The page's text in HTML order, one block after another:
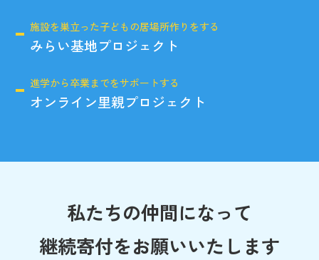
施設を巣立った子どもの居場所作りをする
みらい基地プロジェクト
進学から卒業までをサポートする
オンライン里親プロジェクト
私たちの仲間になって
継続寄付をお願いいたします